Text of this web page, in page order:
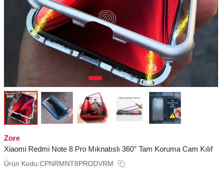
Zore
Xiaomi Redmi Note 8 Pro Mıknatıslı 360° Tam Koruma Cam Kılıf
Ürün Kodu:CPNRMNT8PRODVRM